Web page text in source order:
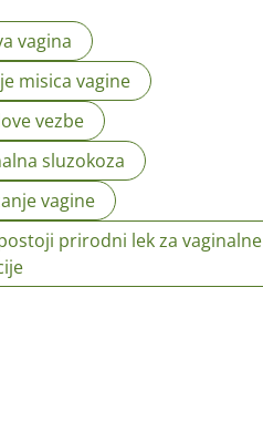
vagina
misica vagine
vezbe
sluzokoza
vagine
prirodni lek za vaginalne